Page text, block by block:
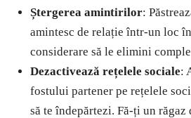
Ștergerea amintirilor:
amintesc de relație într-un loc
considerare să le elimini
Dezactivează rețelele sociale:
fostului partener pe rețelele
să te îndepărtezi. Fă-ți un răgaz